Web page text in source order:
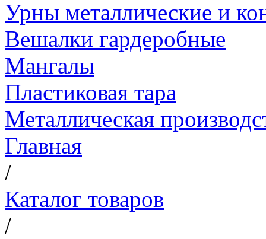
Урны металлические и
Вешалки гардеробные
Мангалы
Пластиковая тара
Металлическая
Главная
/
Каталог товаров
/